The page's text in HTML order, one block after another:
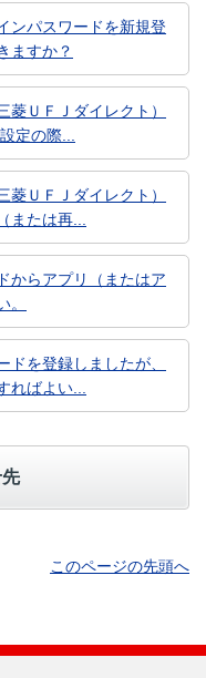
ンパスワードを新規登
ますか？
菱ＵＦＪダイレクト）
定の際...
菱ＵＦＪダイレクト）
または再...
からアプリ（またはア
。
ドを登録しましたが、
ればよい...
このページの先頭へ